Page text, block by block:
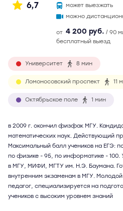
6,7
может выезжать
можно
от 4 200 руб. / 90
бесплатный выезд
Университет 8 мин
Ломоносовский проспект 11
Октябрьское поле 1 мин
в 2009 г. окончил физфак МГУ.
математических наук. Действующий
Максимальный балл учеников на ЕГЭ:
по физике - 95, по информатике - 100.
в МГУ, МИФИ, МГТУ им. Н.Э. Баумана.
внутренним экзаменам в МГУ.
педагог, специализируется на
учеников с высоким уровнем знаний